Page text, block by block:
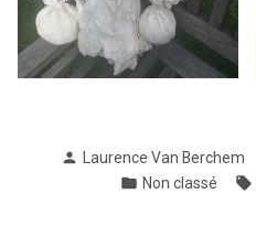
Publié
Laurence Van Berchem
Publié
Non classé